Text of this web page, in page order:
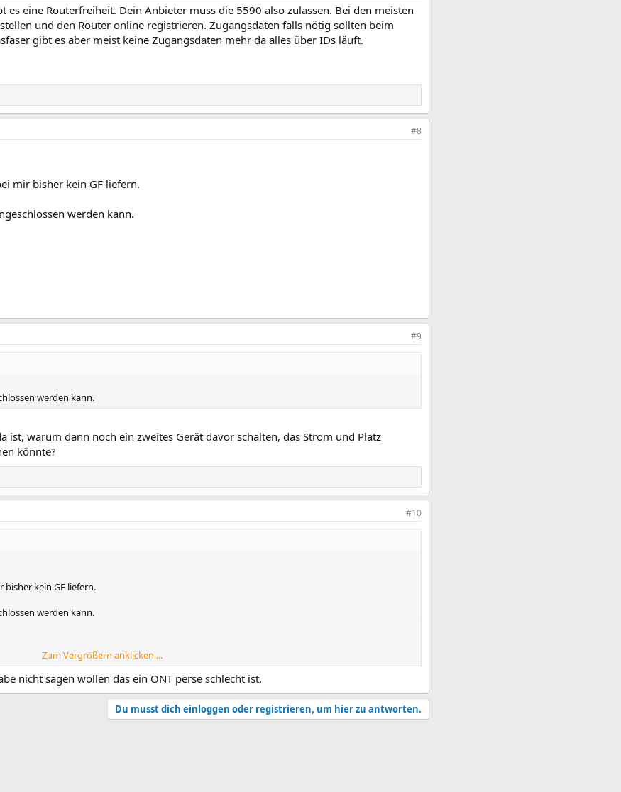
eine Routerfreiheit. Dein Anbieter muss die 5590 also zulassen. Bei den meisten
und den Router online registrieren. Zugangsdaten falls nötig sollten beim
gibt es aber meist keine Zugangsdaten mehr da alles über IDs läuft.
#8
mir bisher kein GF liefern.
werden kann.
#9
werden kann.
ist, warum dann noch ein zweites Gerät davor schalten, das Strom und Platz
könnte?
#10
kein GF liefern.
werden kann.
Zum Vergrößern anklicken....
nicht sagen wollen das ein ONT perse schlecht ist.
Du musst dich einloggen oder registrieren, um hier zu antworten.